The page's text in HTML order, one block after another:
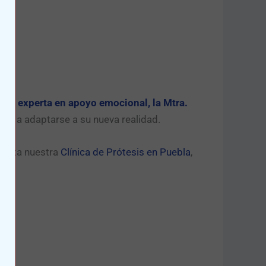
experta en apoyo emocional, la Mtra.
a adaptarse a su nueva realidad.
nuestra Clínica de Prótesis en Puebla,